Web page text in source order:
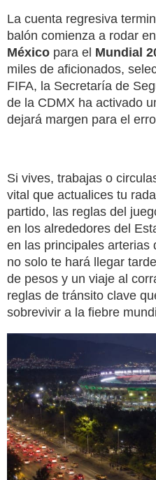
La cuenta regresiva
balón comienza a rodar en
México para el Mundial
miles de aficionados,
FIFA, la Secretaría de
de la CDMX ha activado
dejará margen para el
Si vives, trabajas o
vital que actualices tu
partido, las reglas del
en los alrededores del
en las principales arterias
no solo te hará llegar
de pesos y un viaje al
reglas de tránsito clave
sobrevivir a la fiebre